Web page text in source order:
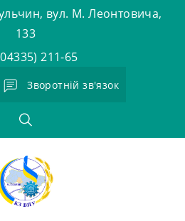
вул. М. Леонтовича,
133
211-65
Зворотній зв'язок